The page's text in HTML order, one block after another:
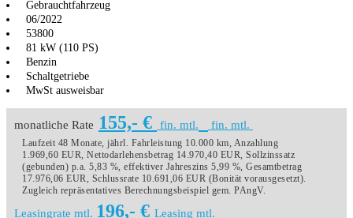
Gebrauchtfahrzeug
06/2022
53800
81 kW (110 PS)
Benzin
Schaltgetriebe
MwSt ausweisbar
monatliche Rate 155,- € fin. mtl. fin. mtl.
Laufzeit 48 Monate, jährl. Fahrleistung 10.000 km, Anzahlung
1.969,60 EUR, Nettodarlehensbetrag 14.970,40 EUR, Sollzinssatz
(gebunden) p.a. 5,83 %, effektiver Jahreszins 5,99 %, Gesamtbetrag
17.976,06 EUR, Schlussrate 10.691,06 EUR (Bonität vorausgesetzt).
Zugleich repräsentatives Berechnungsbeispiel gem. PAngV.
Leasingrate mtl. 196,- € Leasing mtl.